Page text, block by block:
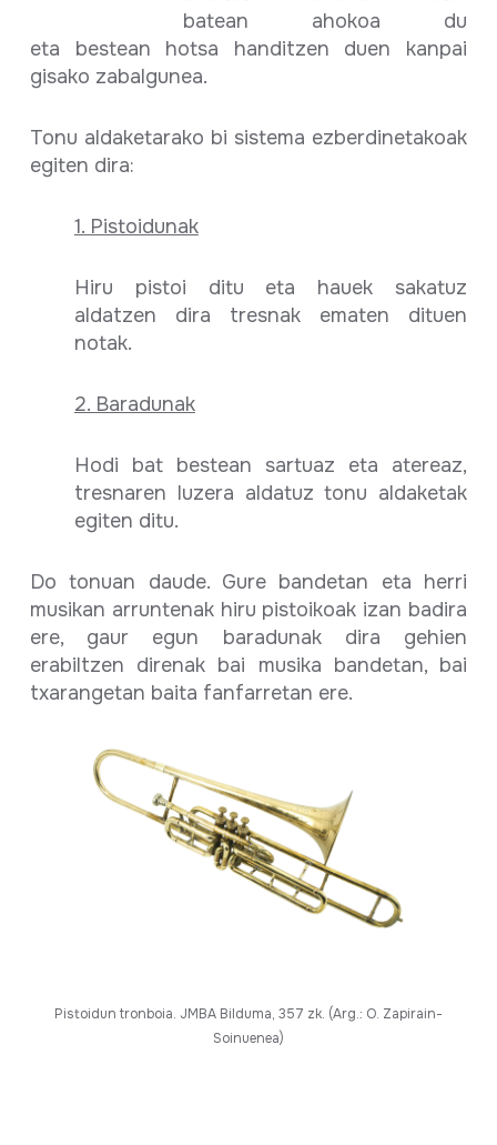
batean ahokoa du
eta bestean hotsa handitzen duen kanpai
gisako zabalgunea.
Tonu aldaketarako bi sistema ezberdinetakoak
egiten dira:
1. Pistoidunak
Hiru pistoi ditu eta hauek sakatuz
aldatzen dira tresnak ematen dituen
notak.
2. Baradunak
Hodi bat bestean sartuaz eta atereaz,
tresnaren luzera aldatuz tonu aldaketak
egiten ditu.
Do tonuan daude. Gure bandetan eta herri
musikan arruntenak hiru pistoikoak izan badira
ere, gaur egun baradunak dira gehien
erabiltzen direnak bai musika bandetan, bai
txarangetan baita fanfarretan ere.
Pistoidun tronboia. JMBA Bilduma, 357 zk. (Arg.: O. Zapirain-
Soinuenea)